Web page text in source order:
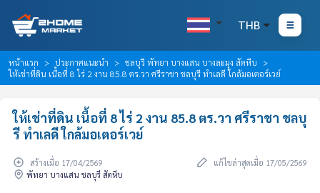
THB
หน้าแรก ประกาศแนะนำ
ชลบุรี พัทยา บางแสน บางละมุง สัตหีบ
ให้เช่าที่ดิน เนื้อที่ 8 ไร่ 2 งาน 85.8 ตร.วา ศรีราชา ชลบุรี ทำเลดี ใกล้มอเตอร์เวย์
ให้เช่าที่ดิน เนื้อที่ 8 ไร่ 2 งาน 85.8 ตร.วา ศรีราชา ชลบุ
รี ทำเลดี ใกล้มอเตอร์เวย์
สร้างเมื่อ 17/04/2569
แก้ไขล่าสุดเมื่อ 17/05/2569
พัทยา บางแสน ชลบุรี สัตหีบ